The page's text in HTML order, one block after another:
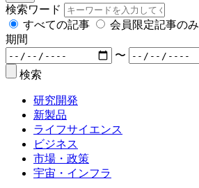
検索ワード
すべての記事
会員限定記事のみ
期間
〜
検索
研究開発
新製品
ライフサイエンス
ビジネス
市場・政策
宇宙・インフラ